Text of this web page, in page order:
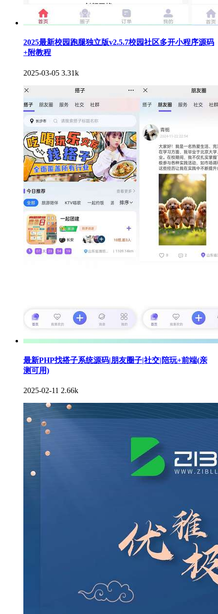
2025最新校园跑腿独立版v2.5.7校园社区多开小程序源码
+附教程
2025-03-05 3.31k
最新PHP找搭子系统源码|朋友圈子|社交|陪玩+前端(亲
测可用)
2025-02-11 2.66k